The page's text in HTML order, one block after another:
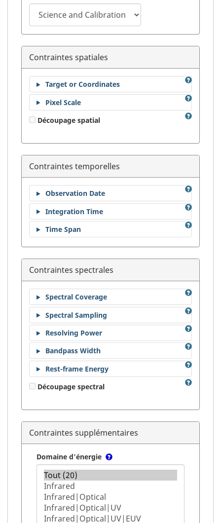
Contraintes spatiales
Target or Coordinates
Pixel Scale
Découpage spatial
Contraintes temporelles
Observation Date
Integration Time
Time Span
Contraintes spectrales
Spectral Coverage
Spectral Sampling
Resolving Power
Bandpass Width
Rest-frame Energy
Découpage spectral
Contraintes supplémentaires
Domaine d'énergie